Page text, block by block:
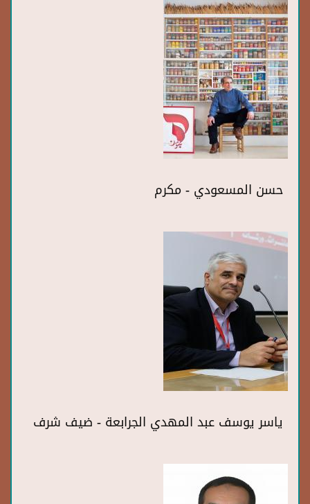
حسن المسعودي - مكرم
ياسر يوسف عبد المهدي الجرابعة - ضيف شرف